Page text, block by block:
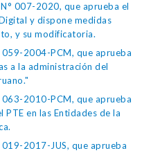
007-2020, que aprueba el
y dispone medidas
y su modificatoria.
2004-PCM, que aprueba
a la administración del
2010-PCM, que aprueba
PTE en las Entidades de la
2017-JUS, que aprueba